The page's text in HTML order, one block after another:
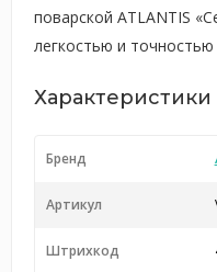
поварской ATLANTIS
легкостью и
Характеристики
Бренд
Артикул
Штрихкод